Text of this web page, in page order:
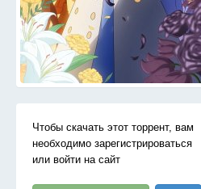
Чтобы скачать этот торрент, вам
необходимо зарегистрироваться
или войти на сайт